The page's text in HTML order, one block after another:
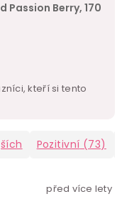
Passion Berry, 170
kteří si tento
Pozitivní (73)
před více lety